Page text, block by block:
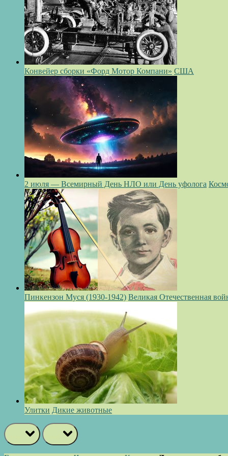
Конвейер сборки «Форд Мотор Компани» США
2 июля — Всемирный День НЛО или День уфолога
Пинкензон Муся (1930-1942) Великая Отечественная
Улитки Дикие животные